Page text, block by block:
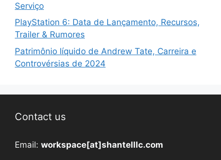
Serviço
PlayStation 6: Data de Lançamento, Recursos,
Trailer & Rumores
Patrimônio líquido de Andrew Tate, Carreira e
Controvérsias de 2024
Contact us
Email: workspace[at]shantelllc.com